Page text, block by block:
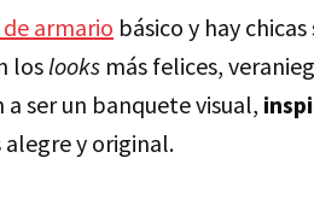
armario básico y hay
loslooks más felices,
a ser un banquete visual,
alegre y original.